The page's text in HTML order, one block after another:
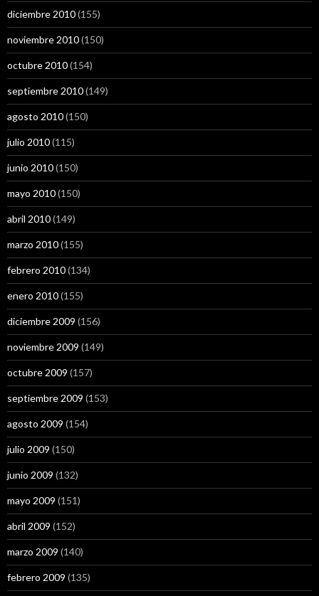
diciembre 2010(155)
noviembre 2010(150)
octubre 2010(154)
septiembre 2010(149)
agosto 2010(150)
julio 2010(115)
junio 2010(150)
mayo 2010(150)
abril 2010(149)
marzo 2010(155)
febrero 2010(134)
enero 2010(155)
diciembre 2009 (156)
noviembre 2009 (149)
octubre 2009 (157)
septiembre 2009 (153)
agosto 2009 (154)
julio 2009 (150)
junio 2009 (132)
mayo 2009 (151)
abril 2009 (152)
marzo 2009 (140)
febrero 2009 (135)